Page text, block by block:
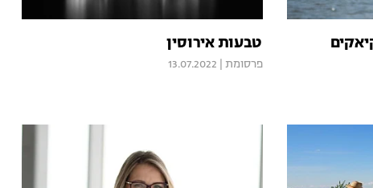
טבעות אירוסין
פרסומת 13.07.2022